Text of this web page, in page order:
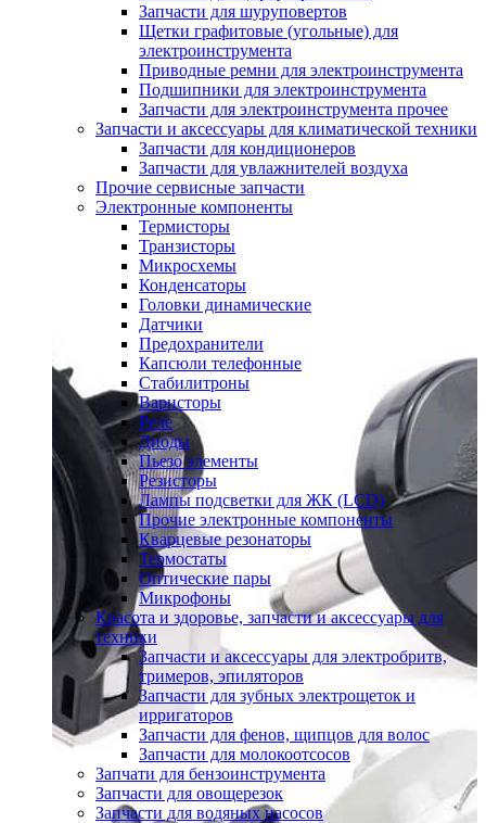
Запчасти для шуруповертов
Щетки графитовые (угольные) для
электроинструмента
Приводные ремни для электроинструмента
Подшипники для электроинструмента
Запчасти для электроинструмента прочее
Запчасти и аксессуары для климатической техники
Запчасти для кондиционеров
Запчасти для увлажнителей воздуха
Прочие сервисные запчасти
Электронные компоненты
Термисторы
Транзисторы
Микросхемы
Конденсаторы
Головки динамические
Датчики
Предохранители
Капсюли телефонные
Стабилитроны
Варисторы
Реле
Диоды
Пьезо элементы
Резисторы
Лампы подсветки для ЖК (LCD)
Прочие электронные компоненты
Кварцевые резонаторы
Термостаты
Оптические пары
Микрофоны
Красота и здоровье, запчасти и аксессуары для
техники
Запчасти и аксессуары для электробритв,
тримеров, эпиляторов
Запчасти для зубных электрощеток и
ирригаторов
Запчасти для фенов, щипцов для волос
Запчасти для молокоотсосов
Запчати для бензоинструмента
Запчасти для овощерезок
Запчасти для водяных насосов